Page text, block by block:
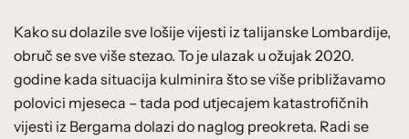
Kako su dolazile sve lošije vijesti iz talijanske Lombardije,
obruč se sve više stezao. To je ulazak u ožujak 2020.
godine kada situacija kulminira što se više približavamo
polovici mjeseca – tada pod utjecajem katastrofičnih
vijesti iz Bergama dolazi do naglog preokreta. Radi se